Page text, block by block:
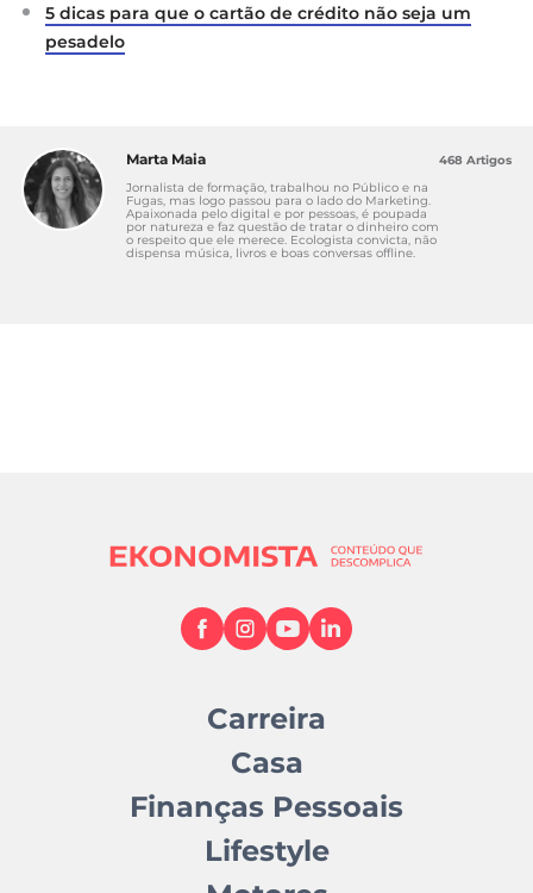
5 dicas para que o cartão de crédito não seja um
pesadelo
Marta Maia
Jornalista de formação, trabalhou no Público e na
Fugas, mas logo passou para o lado do Marketing.
Apaixonada pelo digital e por pessoas, é poupada
por natureza e faz questão de tratar o dinheiro com
o respeito que ele merece. Ecologista convicta, não
dispensa música, livros e boas conversas offline.
468 Artigos
Carreira
Casa
Finanças Pessoais
Lifestyle